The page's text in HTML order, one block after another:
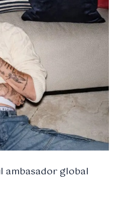
ambasador global